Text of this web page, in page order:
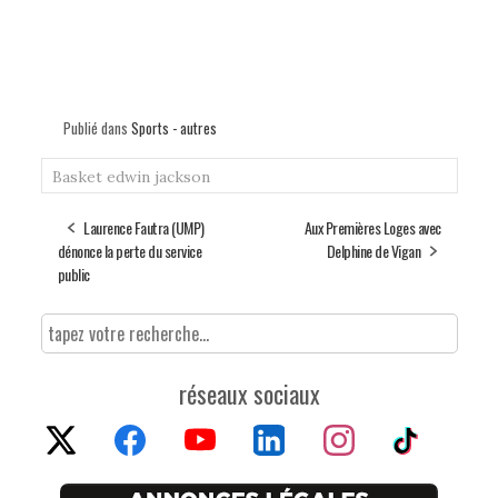
Publié dans Sports - autres
Basket edwin jackson
Laurence Fautra (UMP)
dénonce la perte du service
public
Aux Premières Loges avec
Delphine de Vigan
réseaux sociaux